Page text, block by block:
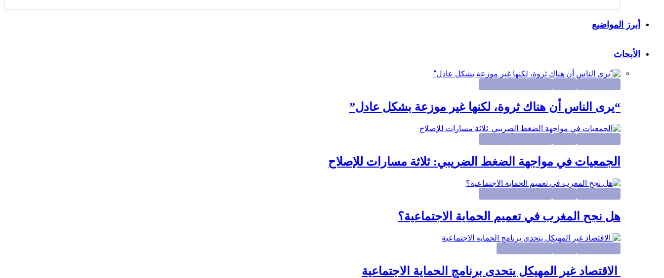
أبرز المواضيع
الأبحاث
“يرى الناس أن هناك ثروة، لكنها غير موزعة بشكل عادل”
الجمعيات في مواجهة الضغط الضريبي: ثلاثة مسارات للإصلاح
هل نجح المغرب في تعميم الحماية الاجتماعية؟
الاقتصاد غير المهيكل يتحدى برنامج الحماية الاجتماعية